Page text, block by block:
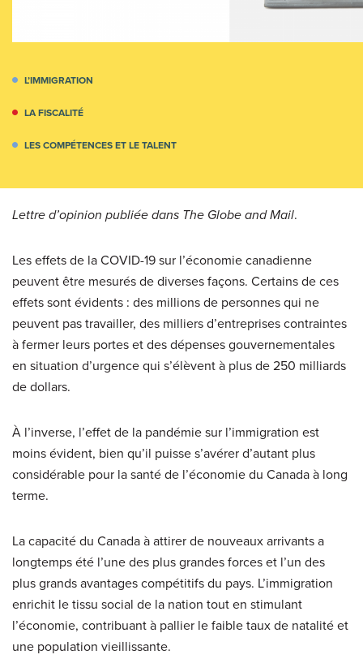
L’IMMIGRATION
LA FISCALITÉ
LES COMPÉTENCES ET LE TALENT
Lettre d’opinion publiée dans The Globe and Mail.
Les effets de la COVID-19 sur l’économie canadienne
peuvent être mesurés de diverses façons. Certains de ces
effets sont évidents : des millions de personnes qui ne
peuvent pas travailler, des milliers d’entreprises contraintes
à fermer leurs portes et des dépenses gouvernementales
en situation d’urgence qui s’élèvent à plus de 250 milliards
de dollars.
À l’inverse, l’effet de la pandémie sur l’immigration est
moins évident, bien qu’il puisse s’avérer d’autant plus
considérable pour la santé de l’économie du Canada à long
terme.
La capacité du Canada à attirer de nouveaux arrivants a
longtemps été l’une des plus grandes forces et l’un des
plus grands avantages compétitifs du pays. L’immigration
enrichit le tissu social de la nation tout en stimulant
l’économie, contribuant à pallier le faible taux de natalité et
une population vieillissante.